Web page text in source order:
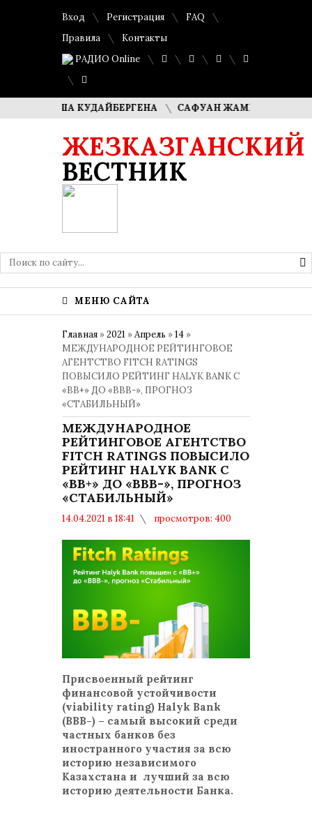
Вход Регистрация
FAQ
Правила
Контакты
РАДИО Online
КУДАЙБЕРГЕНА САФУАН ЖАМПЕИСОВ: «МЫ
ЖЕЗКАЗГАНСКИЙ
ВЕСТНИК
МЕНЮ САЙТА
Главная »2021 »Апрель »14 »
МЕЖДУНАРОДНОЕ РЕЙТИНГОВОЕ
АГЕНТСТВО FITCH RATINGS
ПОВЫСИЛО РЕЙТИНГ HALYK BANK С
«BB+» ДО «BBB-», ПРОГНОЗ
«СТАБИЛЬНЫЙ»
МЕЖДУНАРОДНОЕ
РЕЙТИНГОВОЕ АГЕНТСТВО
FITCH RATINGS ПОВЫСИЛО
РЕЙТИНГ HALYK BANK С
«BB+» ДО «BBB-», ПРОГНОЗ
«СТАБИЛЬНЫЙ»
14.04.2021 в 18:41
просмотров: 400
Присвоенный рейтинг
финансовой устойчивости
(viability rating) Halyk Bank
(BBB-) – самый высокий среди
частных банков без
иностранного участия за всю
историю независимого
Казахстана и лучший за всю
историю деятельности Банка.